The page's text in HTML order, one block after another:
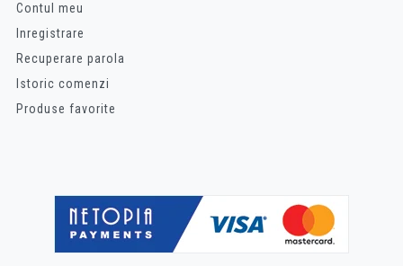
Contul meu
Inregistrare
Recuperare parola
Istoric comenzi
Produse favorite